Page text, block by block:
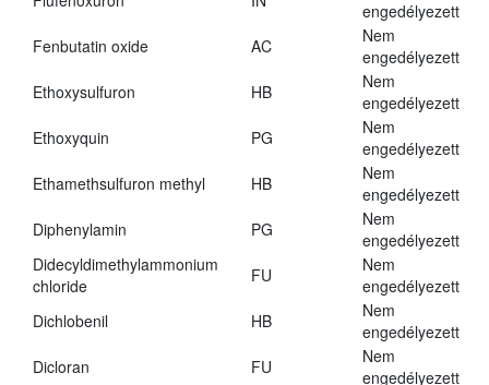
engedélyezett
Fenbutatin oxide
AC
Nem
engedélyezett
Ethoxysulfuron
HB
Nem
engedélyezett
Ethoxyquin
PG
Nem
engedélyezett
Ethamethsulfuron methyl
HB
Nem
engedélyezett
Diphenylamin
PG
Nem
engedélyezett
Didecyldimethylammonium
chloride
FU
Nem
engedélyezett
Dichlobenil
HB
Nem
engedélyezett
Dicloran
FU
Nem
engedélyezett